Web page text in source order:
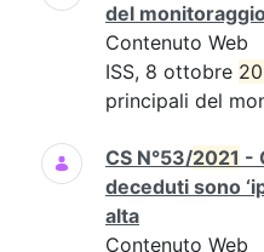
del
Contenuto Web
ISS, 8 ottobre
principali del
CS N°53/2021 -
deceduti sono
alta
Contenuto Web